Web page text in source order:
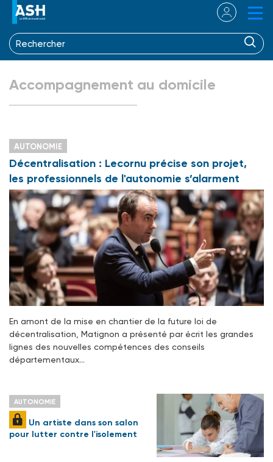
Accompagnement au domicile
AUTONOMIE
Décentralisation : Lecornu précise son projet,
les professionnels de l'autonomie s’alarment
En amont de la mise en chantier de la future loi de
décentralisation, Matignon a présenté par écrit les grandes
lignes des nouvelles compétences des conseils
départementaux…
AUTONOMIE
Un artiste dans son salon
pour lutter contre l'isolement